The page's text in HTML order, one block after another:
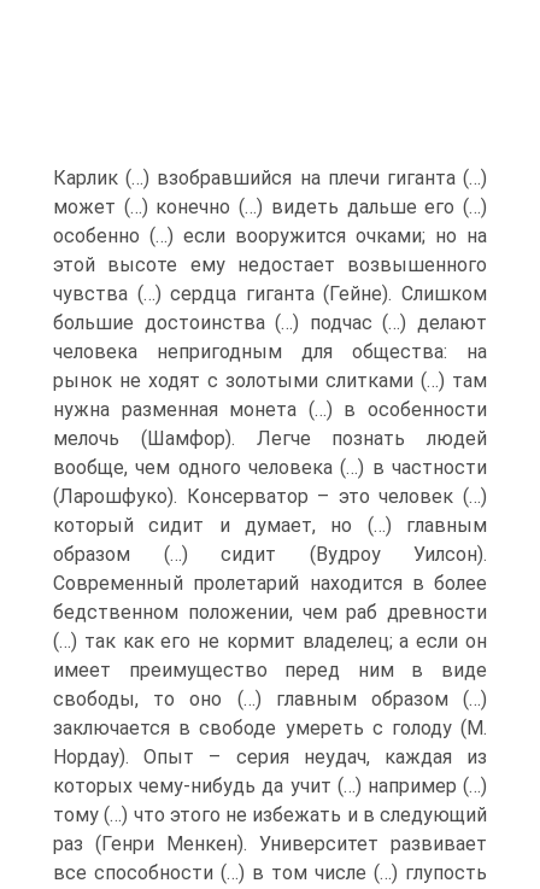
Карлик (…) взобравшийся на плечи гиганта (…)
может (…) конечно (…) видеть дальше его (…)
особенно (…) если вооружится очками; но на
этой высоте ему недостает возвышенного
чувства (…) сердца гиганта (Гейне). Слишком
большие достоинства (…) подчас (…) делают
человека непригодным для общества: на
рынок не ходят с золотыми слитками (…) там
нужна разменная монета (…) в особенности
мелочь (Шамфор). Легче познать людей
вообще, чем одного человека (…) в частности
(Ларошфуко). Консерватор – это человек (…)
который сидит и думает, но (…) главным
образом (…) сидит (Вудроу Уилсон).
Современный пролетарий находится в более
бедственном положении, чем раб древности
(…) так как его не кормит владелец; а если он
имеет преимущество перед ним в виде
свободы, то оно (…) главным образом (…)
заключается в свободе умереть с голоду (М.
Нордау). Опыт – серия неудач, каждая из
которых чему‑нибудь да учит (…) например (…)
тому (…) что этого не избежать и в следующий
раз (Генри Менкен). Университет развивает
все способности (…) в том числе (…) глупость